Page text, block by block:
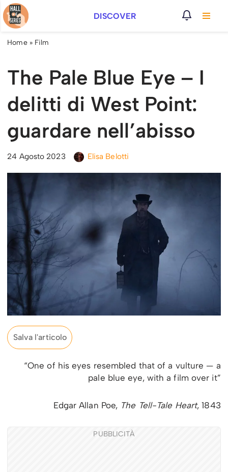
Vai
al
DISCOVER
Home» Film
The Pale Blue Eye – I
delitti di West Point:
guardare nell’abisso
24 Agosto 2023 Elisa Belotti
Salva l'articolo
“One of his eyes resembled that of a vulture — a
pale blue eye, with a film over it”
Edgar Allan Poe, The Tell-Tale Heart, 1843
PUBBLICITÀ